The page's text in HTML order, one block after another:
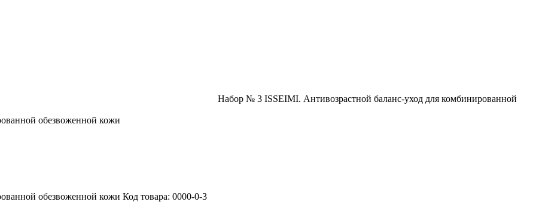
Набор № 3 ISSEIMI. Антивозрастной баланс-уход для комбинированной
обезвоженной кожи
обезвоженной кожи Код товара: 0000-0-3